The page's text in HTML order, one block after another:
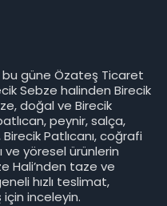
bu güne Özateş Ticaret
Sebze halinden Birecik
doğal ve Birecik
peynir, salça,
Patlıcanı, coğrafi
ve yöresel ürünlerin
Hali’nden taze ve
hızlı teslimat,
inceleyin.